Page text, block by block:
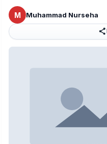
M Muhammad Nurseha